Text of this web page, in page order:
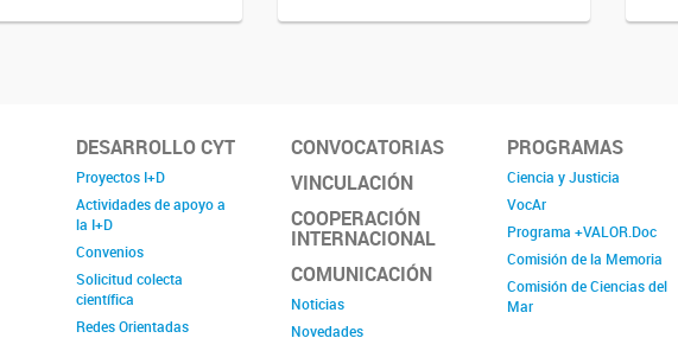
DESARROLLO CYT
Proyectos I+D
Actividades de apoyo a
la I+D
Convenios
Solicitud colecta
científica
Redes Orientadas
CONVOCATORIAS
VINCULACIÓN
COOPERACIÓN
INTERNACIONAL
COMUNICACIÓN
Noticias
Novedades
PROGRAMAS
Ciencia y Justicia
VocAr
Programa +VALOR.Doc
Comisión de la Memoria
Comisión de Ciencias del
Mar